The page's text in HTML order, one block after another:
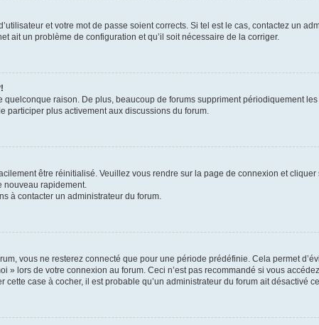
et votre mot de passe soient corrects. Si tel est le cas, contactez un
ait un problème de configuration et qu’il soit nécessaire de la corriger.
quelconque raison. De plus, beaucoup de forums suppriment périodiquement
participer plus activement aux discussions du forum.
être réinitialisé. Veuillez vous rendre sur la page de connexion et cliquer
nouveau rapidement.
à contacter un administrateur du forum.
vous ne resterez connecté que pour une période prédéfinie. Cela permet
» lors de votre connexion au forum. Ceci n’est pas recommandé si vous
case à cocher, il est probable qu’un administrateur du forum ait désactivé